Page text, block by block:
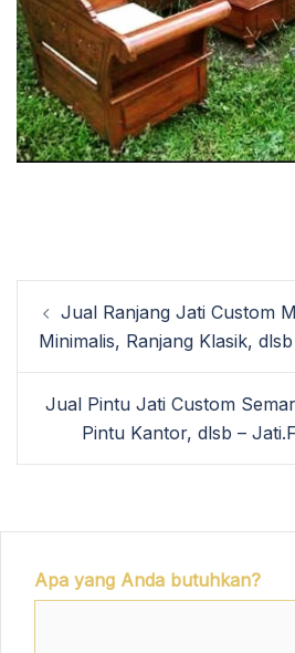
navigation
Jual Ranjang Jati Custom
Minimalis, Ranjang Klasik,
Jual Pintu Jati Custom
Pintu Kantor, dlsb –
Apa yang Anda butuhkan?